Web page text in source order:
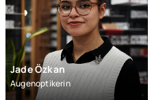
Jade Özkan
Augenoptikerin